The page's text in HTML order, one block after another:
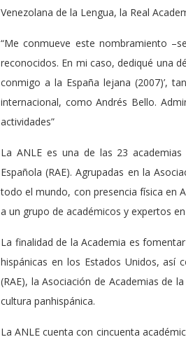
Venezolana de la Lengua, la Real
“Me conmueve este nombramiento
reconocidos. En mi caso, dediqué una
conmigo a la España lejana (2007)’,
internacional, como Andrés Bello.
actividades”
La ANLE es una de las 23
Española (RAE). Agrupadas en la
todo el mundo, con presencia física en
a un grupo de académicos y expertos
La finalidad de la Academia es
hispánicas en los Estados Unidos, así
(RAE), la Asociación de Academias de
cultura panhispánica.
La ANLE cuenta con cincuenta